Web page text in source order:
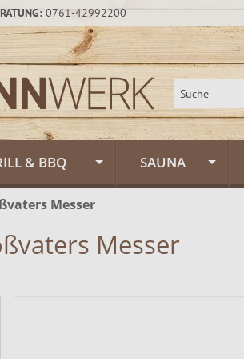
0761-42992200
& BBQ
Feuerschalen
Outdoor & Feuerküche
SAUNA
Gartensauna
Messer
Messer